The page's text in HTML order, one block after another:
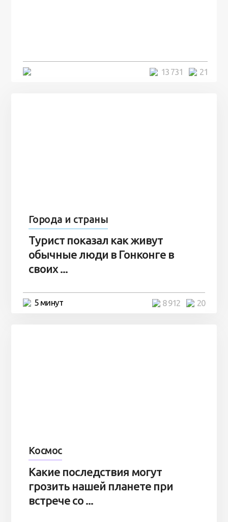
21
13 731
Города и страны
Турист показал как живут
обычные люди в Гонконге в
своих ...
5 минут 20
8 912
Космос
Какие последствия могут
грозить нашей планете при
встрече со ...